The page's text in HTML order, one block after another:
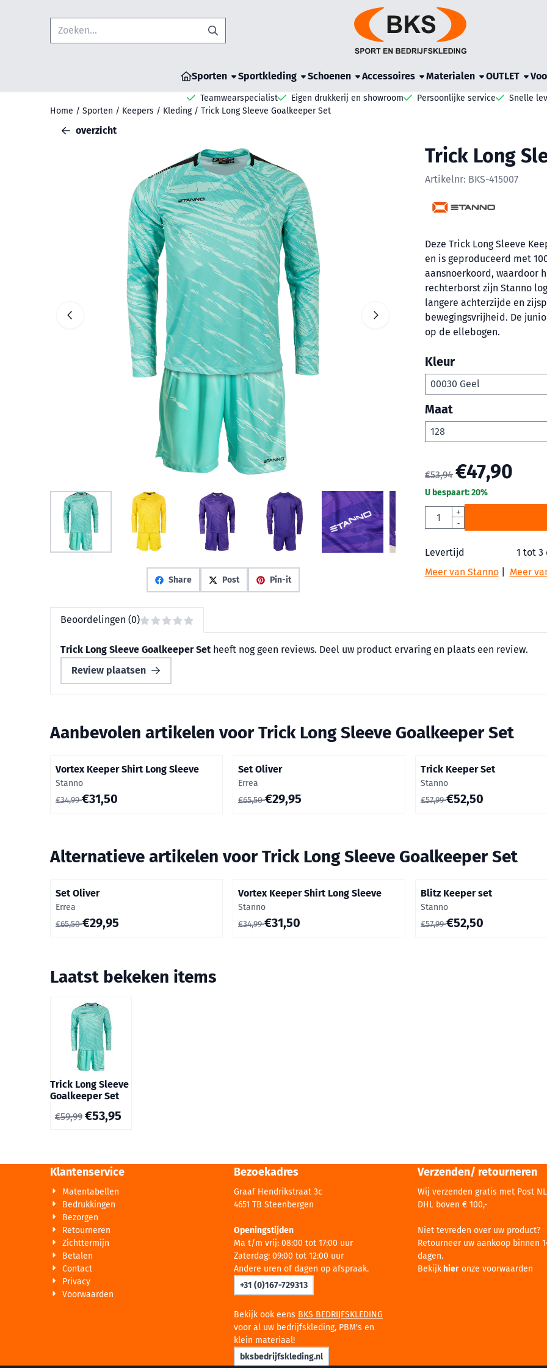
Zoeken
Sporten Sportkleding Schoenen Accessoires Materialen OUTLET
Teamwearspecialist Eigen drukkerij en showroom Persoonlijke service Snelle
Home / Sporten / Keepers / Kleding / Trick Long Sleeve Goalkeeper Set
overzicht
Share Post Pin-it
Trick Long
Artikelnr: BKS-415007
Deze Trick Long Sleeve
en is geproduceerd met
aansnoerkoord, waardoor
rechterborst zijn Stanno
langere achterzijde en
bewegingsvrijheid. De
op de ellebogen.
Kleur
Maat
€53,94 €47,90
U bespaart:20%
Aantal
+
-
Levertijd
1 tot 3
Meer van Stanno| Meer
Beoordelingen (0)
Trick Long Sleeve Goalkeeper Set heeft nog geen reviews. Deel uw product ervaring en plaats een review.
Review plaatsen
Aanbevolen artikelen voorTrick Long Sleeve Goalkeeper Set
Vortex Keeper Shirt Long Sleeve
Merk:
Stanno
Van 34,99 voor 31,50
€34,99€31,50
Set Oliver
Merk:
Errea
Van 65,50 voor 29,95
€65,50€29,95
Trick Keeper Set
Merk:
Stanno
Van 57,99 voor 52,50
€57,99€52,50
Alternatieve artikelen voorTrick Long Sleeve Goalkeeper Set
Set Oliver
Merk:
Errea
Van 65,50 voor 29,95
€65,50€29,95
Vortex Keeper Shirt Long Sleeve
Merk:
Stanno
Van 34,99 voor 31,50
€34,99€31,50
Blitz Keeper set
Merk:
Stanno
Van 57,99 voor 52,50
€57,99€52,50
Laatst bekeken items
Trick Long Sleeve
Goalkeeper Set
€59,99 €53,95
Klantenservice
Matentabellen
Bedrukkingen
Bezorgen
Retourneren
Zichttermijn
Betalen
Contact
Privacy
Voorwaarden
Bezoekadres
Graaf Hendrikstraat 3c
4651 TB Steenbergen
Openingstijden
Ma t/m vrij: 08:00 tot 17:00 uur
Zaterdag: 09:00 tot 12:00 uur
Andere uren of dagen op afspraak.
+31 (0)167-729313
Bekijk ook eens BKS BEDRIJFSKLEDING
voor al uw bedrijfskleding, PBM's en
klein materiaal!
bksbedrijfskleding.nl
Verzenden/ retourneren
Wij verzenden gratis met Post
DHL boven € 100,-
Niet tevreden over uw product?
Retourneer uw aankoop binnen
dagen.
Bekijk hieronze voorwaarden